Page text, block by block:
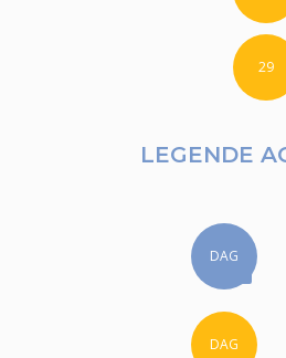
29
LEGENDE
DAG
DAG